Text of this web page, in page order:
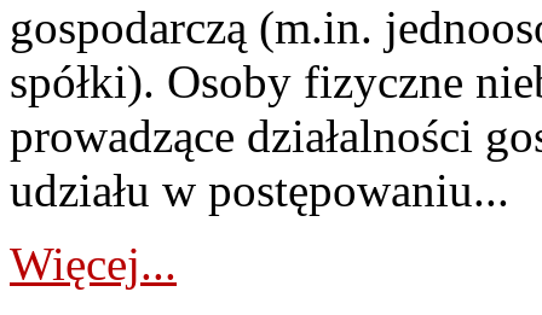
gospodarczą (m.in.
spółki). Osoby fizyczne
prowadzące działalności
udziału w postępowaniu...
Więcej...